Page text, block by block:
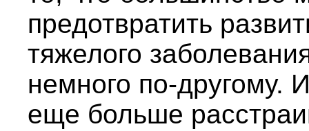
предотвратить
тяжелого
немного по-другому.
еще больше